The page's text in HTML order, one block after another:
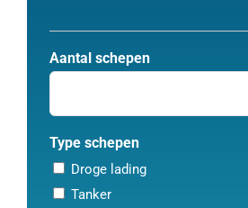
Aantal schepen
Type schepen
Droge lading
Tanker